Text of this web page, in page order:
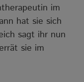
im
hat sie sich
sagt ihr nun
sie im